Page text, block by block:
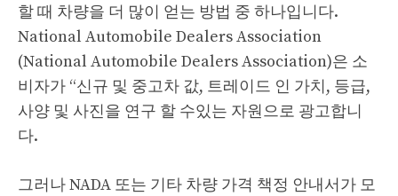
할 때 차량을 더 많이 얻는 방법 중 하나입니다.
National Automobile Dealers Association
(National Automobile Dealers Association)은 소
비자가 “신규 및 중고차 값, 트레이드 인 가치, 등급,
사양 및 사진을 연구 할 수있는 자원으로 광고합니
다.
그러나 NADA 또는 기타 차량 가격 책정 안내서가 모